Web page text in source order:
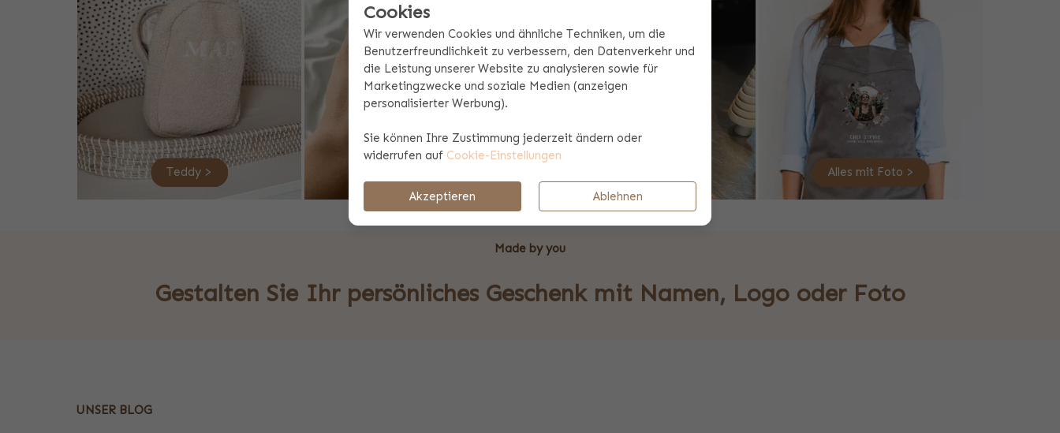
Teddy > Alles mit Foto >
Made by you
Gestalten Sie Ihr persönliches Geschenk mit Namen, Logo oder Foto
UNSER BLOG
Cookies
Wir verwenden Cookies und ähnliche Techniken, um die
Benutzerfreundlichkeit zu verbessern, den Datenverkehr und
die Leistung unserer Website zu analysieren sowie für
Marketingzwecke und soziale Medien (anzeigen
personalisierter Werbung).
Sie können Ihre Zustimmung jederzeit ändern oder
widerrufen auf Cookie-Einstellungen
Akzeptieren Ablehnen